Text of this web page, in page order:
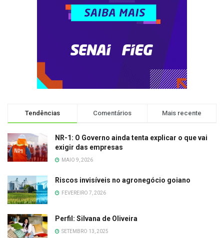
Tendências Comentários Mais recente
NR-1: O Governo ainda tenta explicar o que vai
exigir das empresas
MAIO 9, 2026
Riscos invisíveis no agronegócio goiano
FEVEREIRO 7, 2026
Perfil: Silvana de Oliveira
SETEMBRO 13, 2025